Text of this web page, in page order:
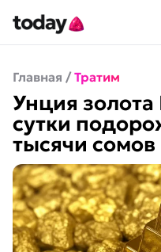
Главная / Тратим
Унция
сутки
тысячи сомов